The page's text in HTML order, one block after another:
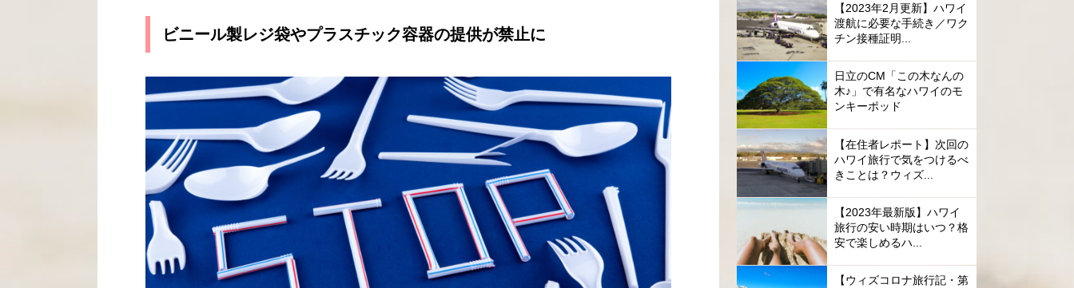
ビニール製レジ袋やプラスチック容器の提供が禁止に
【2023年2月更新】ハワイ
渡航に必要な手続き／ワク
チン接種証明...
日立のCM「この木なんの
木♪」で有名なハワイのモ
ンキーポッド
【在住者レポート】次回の
ハワイ旅行で気をつけるべ
きことは？ウィズ...
【2023年最新版】ハワイ
旅行の安い時期はいつ？格
安で楽しめるハ...
【ウィズコロナ旅行記・第